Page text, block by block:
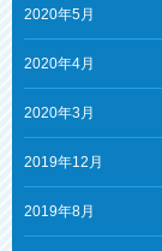
2020年5月
2020年4月
2020年3月
2019年12月
2019年8月